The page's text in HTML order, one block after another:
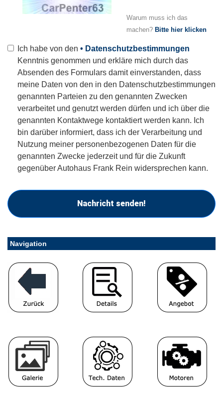
Warum muss ich das
machen? Bitte hier klicken
Ich habe von den • Datenschutzbestimmungen
Kenntnis genommen und erkläre mich durch das
Absenden des Formulars damit einverstanden, dass
meine Daten von den in den Datenschutzbestimmungen
genannten Parteien zu den genannten Zwecken
verarbeitet und genutzt werden dürfen und ich über die
genannten Kontaktwege kontaktiert werden kann. Ich
bin darüber informiert, dass ich der Verarbeitung und
Nutzung meiner personenbezogenen Daten für die
genannten Zwecke jederzeit und für die Zukunft
gegenüber Autohaus Frank Rein widersprechen kann.
Nachricht senden!
Navigation